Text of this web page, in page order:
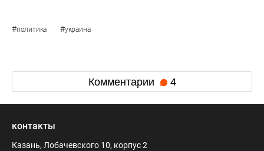
#политика #украина
Комментарии 4
контакты
Казань, Лобачевского 10, корпус 2